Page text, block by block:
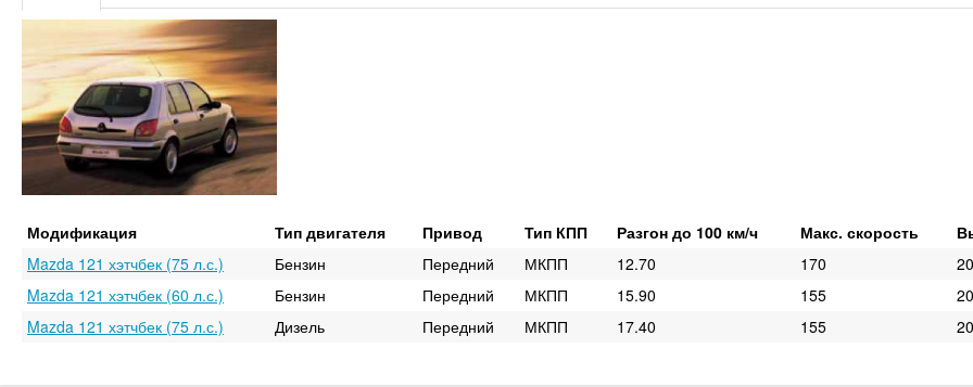
Модификация Тип двигателя Привод Тип КПП Разгон до 100 км/ч Макс. скорость
Mazda 121 хэтчбек (75 л.с.)
Бензин Передний МКПП 12.70 170
Mazda 121 хэтчбек (60 л.с.)
Бензин Передний МКПП 15.90 155
Mazda 121 хэтчбек (75 л.с.)
Дизель Передний МКПП 17.40 155